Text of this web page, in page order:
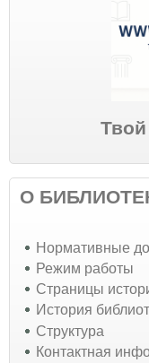
Твой
О
Нормативные
Режим работы
Страницы
История
Структура
Контактная